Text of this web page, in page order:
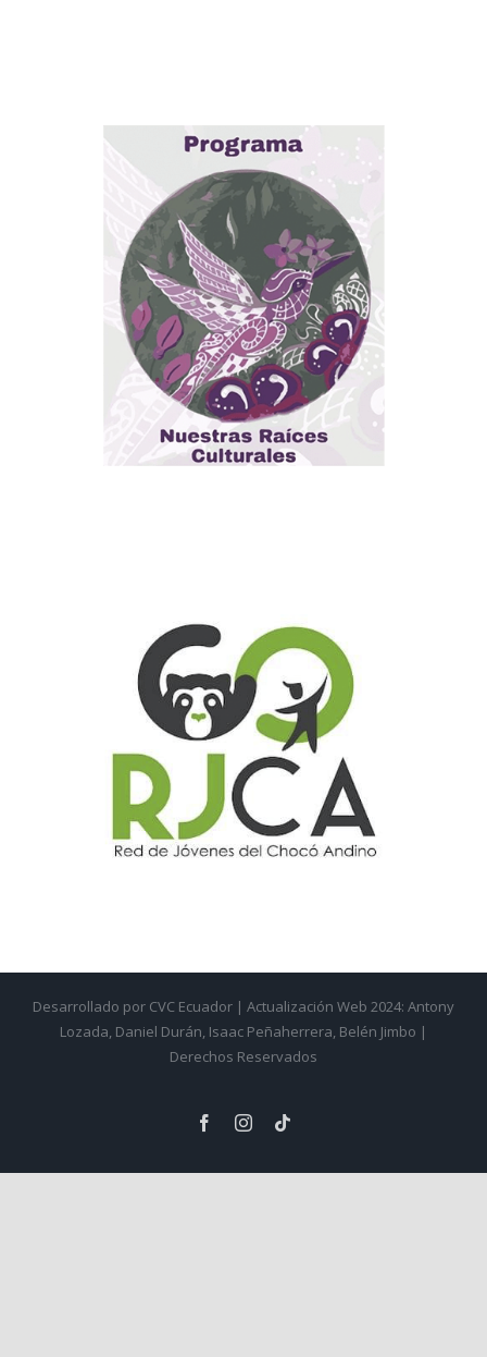
Desarrollado por CVC Ecuador | Actualización Web 2024: Antony
Lozada, Daniel Durán, Isaac Peñaherrera, Belén Jimbo |
Derechos Reservados
FacebookInstagram